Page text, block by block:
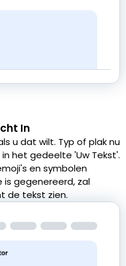
In
u dat wilt. Typ of plak nu
het gedeelte 'Uw Tekst'.
en symbolen
is gegenereerd, zal
de tekst zien.